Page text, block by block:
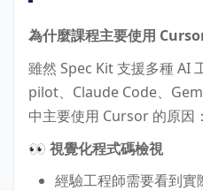
為什麼課程主要使用
雖然 Spec Kit 支援多種 AI
pilot、Claude Code、
中主要使用 Cursor 的原因：
👀 視覺化程式碼檢視
經驗工程師需要看到實